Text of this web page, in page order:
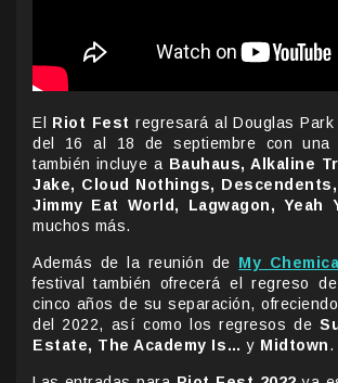
El Riot Fest regresará al Douglas
del 16 al 18 de septiembre con una
también incluye a Bauhaus, Alkaline
Jake, Cloud Nothings,
Jimmy Eat World, Lagwagon, Yeah
muchos más.
Además de la reunión de My
festival también ofrecerá el regreso
cinco años de su separación,
del 2022, así como los regresos de
Estate, The Academy Is… y Midtown.